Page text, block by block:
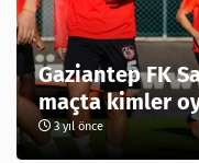
Gaziantep FK
maçta kimler
3 yıl önce